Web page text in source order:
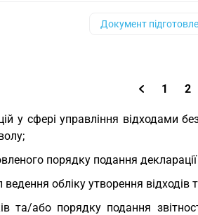
Документ
1 2
у сфері управління відходами
порядку подання
обліку утворення відходів
та/або порядку подання